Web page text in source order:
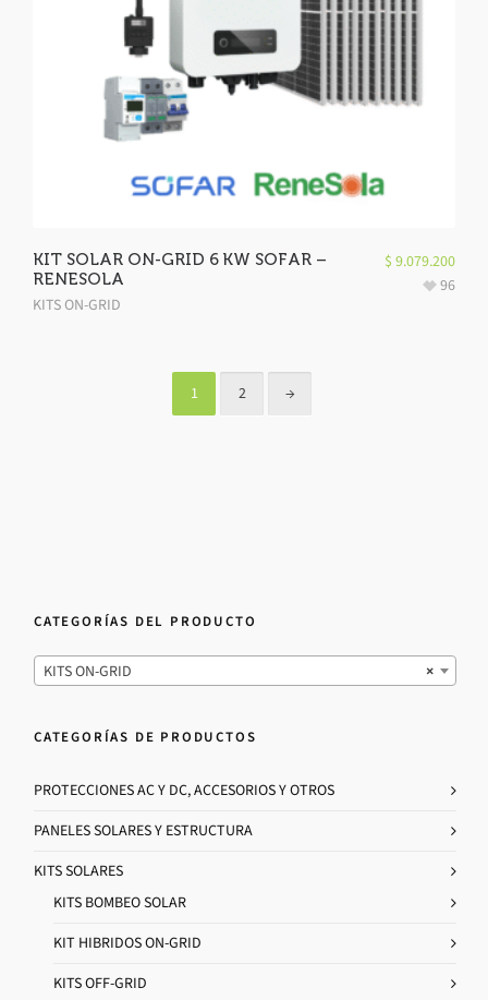
KIT SOLAR ON-GRID 6 KW SOFAR –
RENESOLA
KITS ON-GRID
$ 9.079.200
96
1 2 →
CATEGORÍAS DEL PRODUCTO
×
KITS ON-GRID
CATEGORÍAS DE PRODUCTOS
PROTECCIONES AC Y DC, ACCESORIOS Y OTROS
PANELES SOLARES Y ESTRUCTURA
KITS SOLARES
KITS BOMBEO SOLAR
KIT HIBRIDOS ON-GRID
KITS OFF-GRID